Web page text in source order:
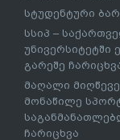
სტუდენტური
სსიპ –
უნივერსიტეტში
გარეშე
მაღალი
მონაწილე
ჩარიცხვა